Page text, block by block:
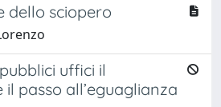
dello sciopero
uffici il
passo all’eguaglianza